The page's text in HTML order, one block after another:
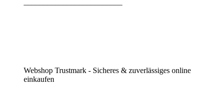
Webshop Trustmark - Sicheres & zuverlässiges online
einkaufen